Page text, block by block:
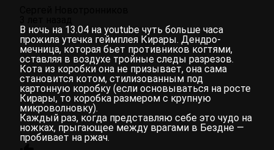
В ночь на 13.04 на youtube чуть больше часа
прожила утечка геймплея Кирары. Дендро-
мечница, которая бьет противников когтями,
оставляя в воздухе тройные следы разрезов.
Кота из коробки она не призывает, она сама
становится котом, стилизованным под
картонную коробку (если основываться на росте
Кирары, то коробка размером с крупную
микроволновку).
Каждый раз, когда представляю себе это чудо на
ножках, прыгающее между врагами в Бездне —
пробивает на ржач.